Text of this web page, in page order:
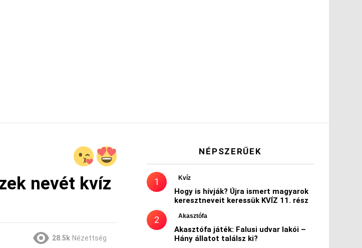
nevét kvíz
28.5k Nézettség
NÉPSZERŰEK
Kvíz
Hogy is hívják? Újra ismert magyarok
keresztneveit keressük KVÍZ 11. rész
Akasztófa
Akasztófa játék: Falusi udvar lakói –
Hány állatot találsz ki?